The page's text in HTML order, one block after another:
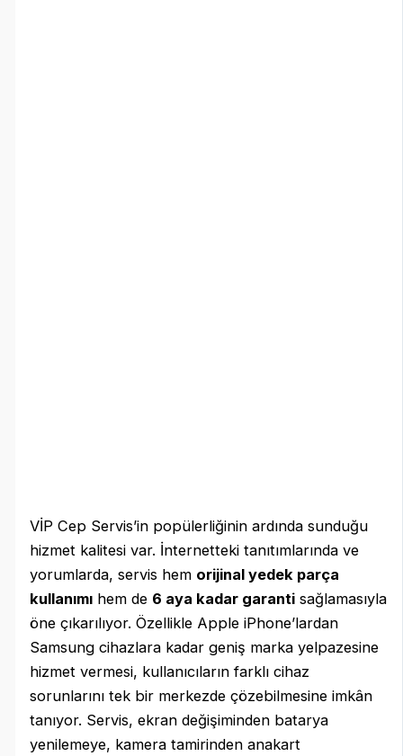
VİP Cep Servis’in popülerliğinin ardında sunduğu
hizmet kalitesi var. İnternetteki tanıtımlarında ve
yorumlarda, servis hem orijinal yedek parça
kullanımı hem de 6 aya kadar garanti sağlamasıyla
öne çıkarılıyor. Özellikle Apple iPhone’lardan
Samsung cihazlara kadar geniş marka yelpazesine
hizmet vermesi, kullanıcıların farklı cihaz
sorunlarını tek bir merkezde çözebilmesine imkân
tanıyor. Servis, ekran değişiminden batarya
yenilemeye, kamera tamirinden anakart